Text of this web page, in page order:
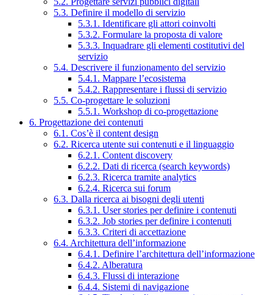
5.3. Definire il modello di servizio
5.3.1. Identificare gli attori coinvolti
5.3.2. Formulare la proposta di valore
5.3.3. Inquadrare gli elementi costitutivi del
servizio
5.4. Descrivere il funzionamento del servizio
5.4.1. Mappare l’ecosistema
5.4.2. Rappresentare i flussi di servizio
5.5. Co-progettare le soluzioni
5.5.1. Workshop di co-progettazione
6. Progettazione dei contenuti
6.1. Cos’è il content design
6.2. Ricerca utente sui contenuti e il linguaggio
6.2.1. Content discovery
6.2.2. Dati di ricerca (search keywords)
6.2.3. Ricerca tramite analytics
6.2.4. Ricerca sui forum
6.3. Dalla ricerca ai bisogni degli utenti
6.3.1. User stories per definire i contenuti
6.3.2. Job stories per definire i contenuti
6.3.3. Criteri di accettazione
6.4. Architettura dell’informazione
6.4.1. Definire l’architettura dell’informazione
6.4.2. Alberatura
6.4.3. Flussi di interazione
6.4.4. Sistemi di navigazione